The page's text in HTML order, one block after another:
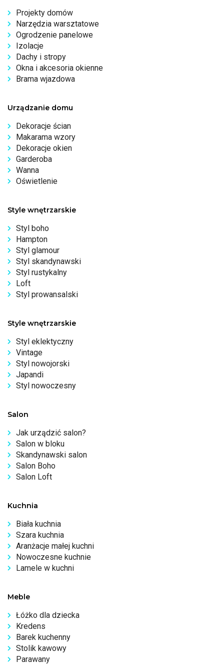
Projekty domów
Narzędzia warsztatowe
Ogrodzenie panelowe
Izolacje
Dachy i stropy
Okna i akcesoria okienne
Brama wjazdowa
Urządzanie domu
Dekoracje ścian
Makarama wzory
Dekoracje okien
Garderoba
Wanna
Oświetlenie
Style wnętrzarskie
Styl boho
Hampton
Styl glamour
Styl skandynawski
Styl rustykalny
Loft
Styl prowansalski
Style wnętrzarskie
Styl eklektyczny
Vintage
Styl nowojorski
Japandi
Styl nowoczesny
Salon
Jak urządzić salon?
Salon w bloku
Skandynawski salon
Salon Boho
Salon Loft
Kuchnia
Biała kuchnia
Szara kuchnia
Aranżacje małej kuchni
Nowoczesne kuchnie
Lamele w kuchni
Meble
Łóżko dla dziecka
Kredens
Barek kuchenny
Stolik kawowy
Parawany